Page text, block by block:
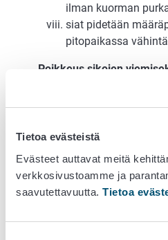
Tietoa evästeistä
Evästeet auttavat meitä
verkkosivustoamme ja
saavutettavuutta. Tietoa
ilman kuorman
siat pidetään
pitopaikassa
Poikkeus sikojen
Sikojen siirtokielto ei
teurastettaviksi, jos ne
erillään muista sioista ja
lihaa ja lihavalmisteita
Tällaisista sioista saadut